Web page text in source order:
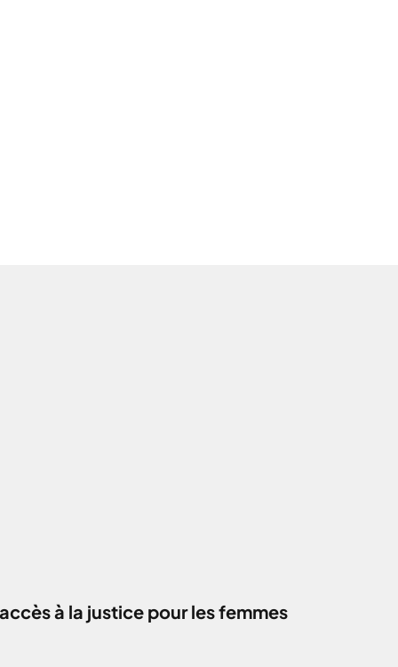
à la justice pour les femmes